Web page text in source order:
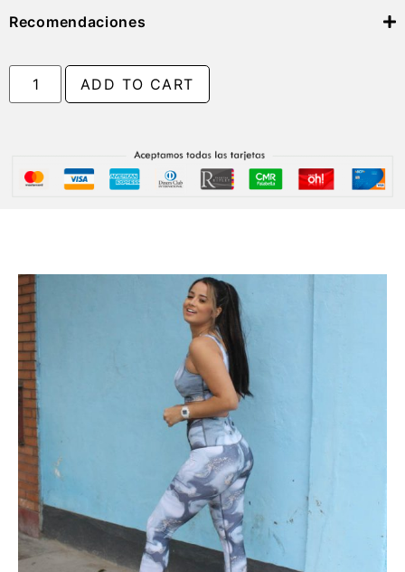
Recomendaciones
ADD TO CART